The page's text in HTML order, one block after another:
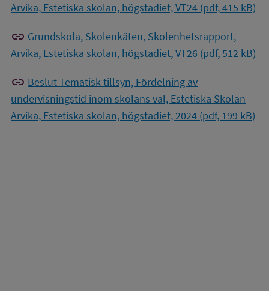
Arvika, Estetiska skolan, högstadiet, VT24 (pdf, 415 kB)
link Grundskola, Skolenkäten, Skolenhetsrapport,
Arvika, Estetiska skolan, högstadiet, VT26 (pdf, 512 kB)
link Beslut Tematisk tillsyn, Fördelning av
undervisningstid inom skolans val, Estetiska Skolan
Arvika, Estetiska skolan, högstadiet, 2024 (pdf, 199 kB)